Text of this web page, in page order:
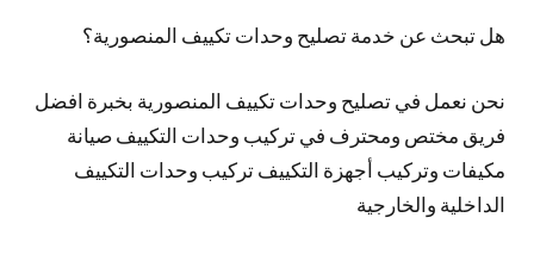
هل تبحث عن خدمة تصليح وحدات تكييف المنصورية؟
نحن نعمل في تصليح وحدات تكييف المنصورية بخبرة افضل
فريق مختص ومحترف في تركيب وحدات التكييف صيانة
مكيفات وتركيب أجهزة التكييف تركيب وحدات التكييف
الداخلية والخارجية